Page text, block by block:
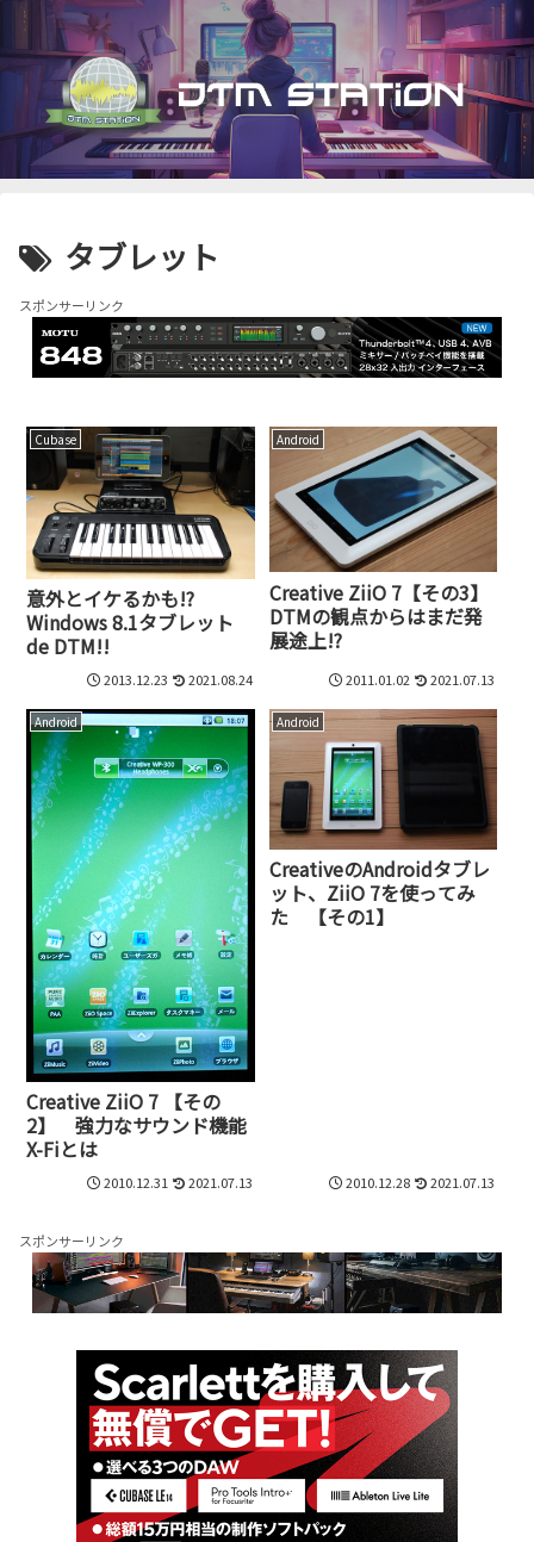
タブレット
スポンサーリンク
Cubase
意外とイケるかも!?
Windows 8.1タブレット
de DTM!!
2013.12.23 2021.08.24
Android
Creative ZiiO 7【その3】
DTMの観点からはまだ発
展途上!?
2011.01.02 2021.07.13
Android
Creative ZiiO 7 【その
2】 強力なサウンド機能
X-Fiとは
2010.12.31 2021.07.13
Android
CreativeのAndroidタブレ
ット、ZiiO 7を使ってみ
た 【その1】
2010.12.28 2021.07.13
スポンサーリンク